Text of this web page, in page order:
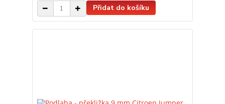
Přidat do košíku